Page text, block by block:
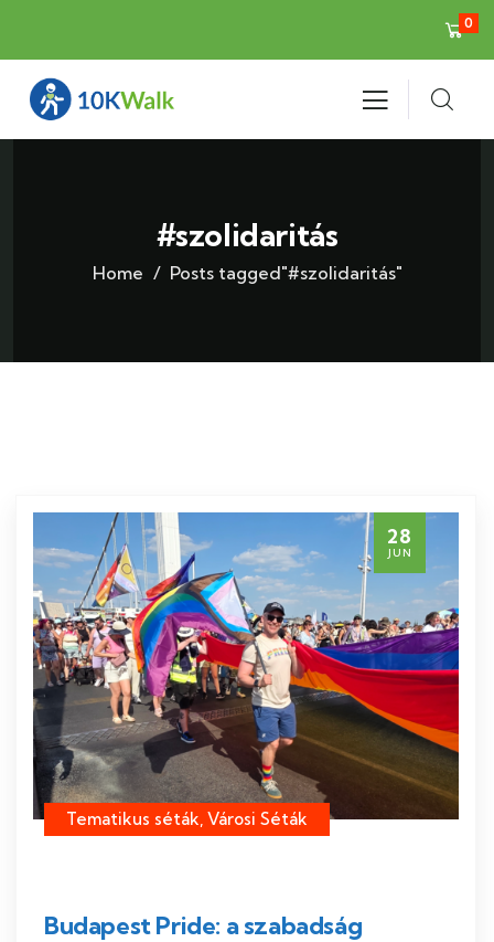
0
#szolidaritás
Home Posts tagged"#szolidaritás"
28
JUN
Tematikus séták, Városi Séták
Budapest Pride: a szabadság